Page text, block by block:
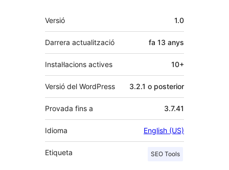
Meta
Versió 1.0
Darrera actualització fa 13 anys
Instal·lacions actives 10+
Versió del WordPress 3.2.1 o posterior
Provada fins a 3.7.41
Idioma English (US)
Etiqueta SEO Tools